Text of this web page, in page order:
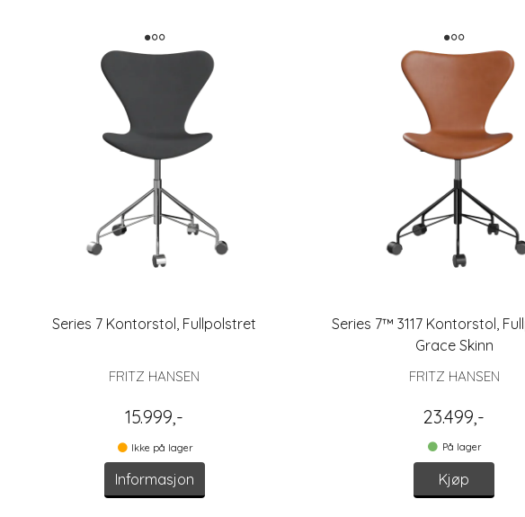
Series 7 Kontorstol, Fullpolstret
FRITZ HANSEN
15.999,-
Ikke på lager
Informasjon
Series 7™ 3117 Kontorstol,
Grace Skinn
FRITZ HANSEN
23.499,-
På lager
Kjøp